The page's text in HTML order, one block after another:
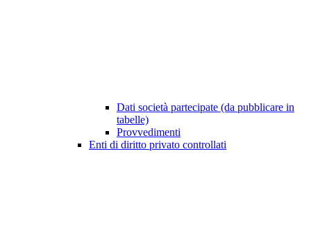
Dati società partecipate (da pubblicare in
tabelle)
Provvedimenti
Enti di diritto privato controllati